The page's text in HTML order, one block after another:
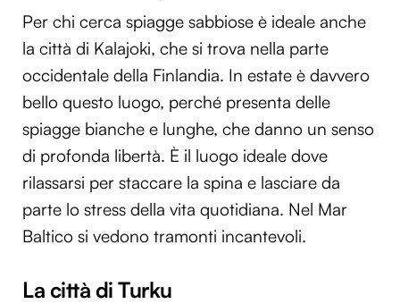
Per chi cerca spiagge sabbiose è ideale anche
la città di Kalajoki, che si trova nella parte
occidentale della Finlandia. In estate è davvero
bello questo luogo, perché presenta delle
spiagge bianche e lunghe, che danno un senso
di profonda libertà. È il luogo ideale dove
rilassarsi per staccare la spina e lasciare da
parte lo stress della vita quotidiana. Nel Mar
Baltico si vedono tramonti incantevoli.
La città di Turku